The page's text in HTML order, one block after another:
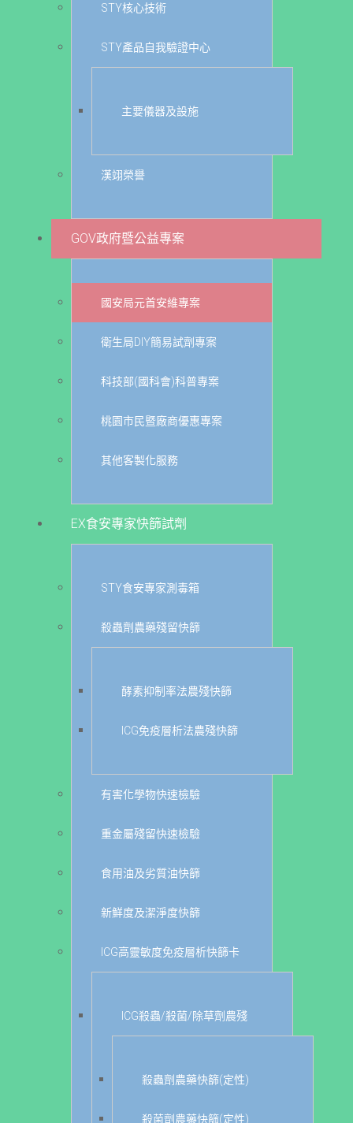
STY核心技術
STY產品自我驗證中心
主要儀器及設施
漢翊榮譽
GOV政府暨公益專案
國安局元首安維專案
衛生局DIY簡易試劑專案
科技部(國科會)科普專案
桃園市民暨廠商優惠專案
其他客製化服務
EX食安專家快篩試劑
STY食安專家測毒箱
殺蟲劑農藥殘留快篩
酵素抑制率法農殘快篩
ICG免疫層析法農殘快篩
有害化學物快速檢驗
重金屬殘留快速檢驗
食用油及劣質油快篩
新鮮度及潔淨度快篩
ICG高靈敏度免疫層析快篩卡
ICG殺蟲/殺菌/除草劑農殘
殺蟲劑農藥快篩(定性)
殺菌劑農藥快篩(定性)